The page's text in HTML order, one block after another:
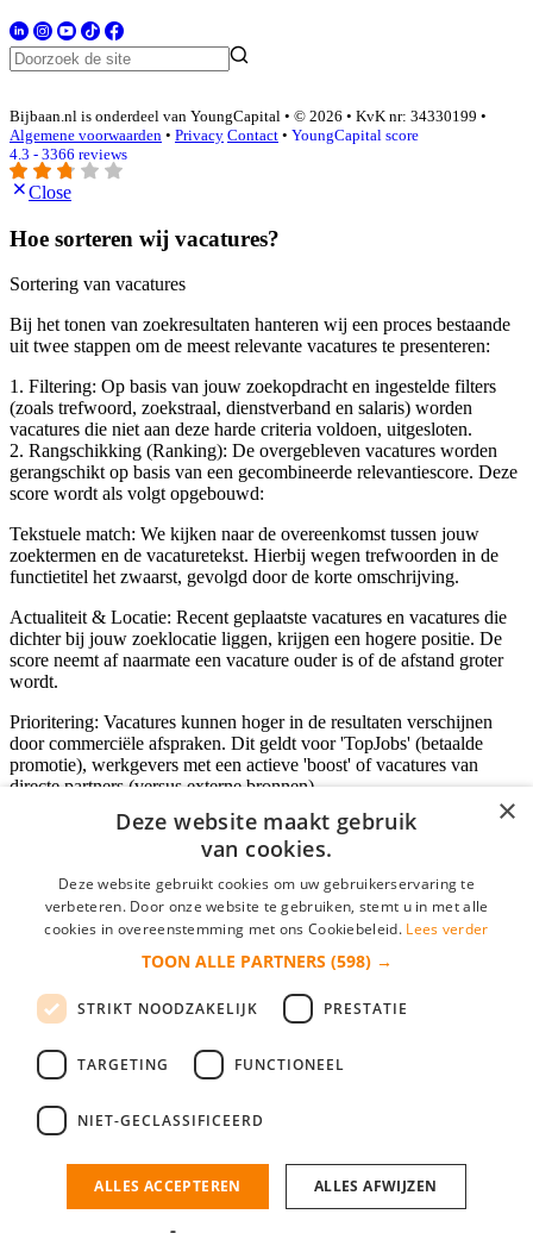
Bijbaan.nl is onderdeel van YoungCapital • © 2026 • KvK nr: 34330199 •
Algemene voorwaarden • Privacy Contact • YoungCapital score
4.3 - 3366 reviews
Close
Hoe sorteren wij vacatures?
Sortering van vacatures
Bij het tonen van zoekresultaten hanteren wij een proces bestaande
uit twee stappen om de meest relevante vacatures te presenteren:
1. Filtering: Op basis van jouw zoekopdracht en ingestelde filters
(zoals trefwoord, zoekstraal, dienstverband en salaris) worden
vacatures die niet aan deze harde criteria voldoen, uitgesloten.
2. Rangschikking (Ranking): De overgebleven vacatures worden
gerangschikt op basis van een gecombineerde relevantiescore. Deze
score wordt als volgt opgebouwd:
Tekstuele match: We kijken naar de overeenkomst tussen jouw
zoektermen en de vacaturetekst. Hierbij wegen trefwoorden in de
functietitel het zwaarst, gevolgd door de korte omschrijving.
Actualiteit & Locatie: Recent geplaatste vacatures en vacatures die
dichter bij jouw zoeklocatie liggen, krijgen een hogere positie. De
score neemt af naarmate een vacature ouder is of de afstand groter
wordt.
Prioritering: Vacatures kunnen hoger in de resultaten verschijnen
door commerciële afspraken. Dit geldt voor 'TopJobs' (betaalde
promotie), werkgevers met een actieve 'boost' of vacatures van
directe partners (versus externe bronnen).
Inloggen als bedrijf
*
login gegevens onthouden
login
Bedrijf aanmelden
nieuwe collega/werknemer zo gevonden!
×
Deze website maakt gebruik
van cookies.
Deze website gebruikt cookies om uw gebruikerservaring te
verbeteren. Door onze website te gebruiken, stemt u in met alle
cookies in overeenstemming met ons Cookiebeleid. Lees verder
TOON ALLE PARTNERS (598) →
STRIKT NOODZAKELIJK PRESTATIE
TARGETING FUNCTIONEEL
NIET-GECLASSIFICEERD
ALLES ACCEPTEREN ALLES AFWIJZEN